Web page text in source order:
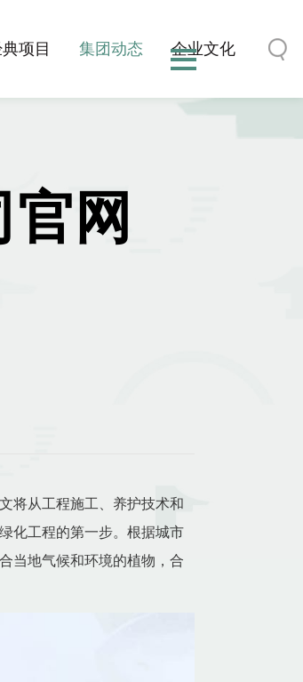
项目 集团动态 企业文化
网
将从工程施工、养护技术和
化工程的第一步。根据城市
当地气候和环境的植物，合